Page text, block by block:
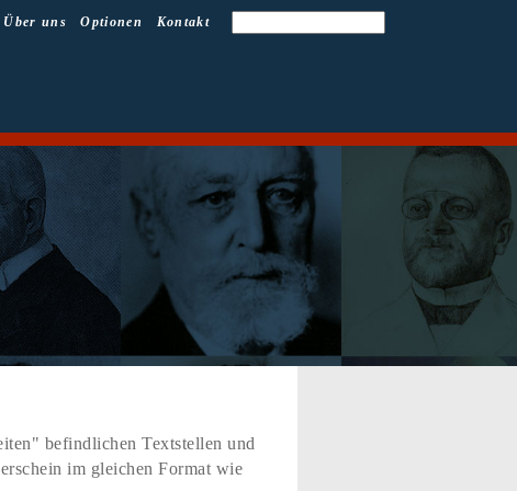
Über uns Optionen Kontakt
befindlichen Textstellen und
im gleichen Format wie